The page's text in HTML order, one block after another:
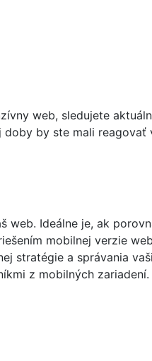
web, sledujete
by ste mali reagovať
web. Ideálne je, ak
mobilnej verzie
stratégie a správania
z mobilných zariadení.